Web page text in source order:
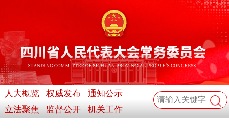
人大概览 权威发布
通知公示
立法聚焦
监督公开 机关工作